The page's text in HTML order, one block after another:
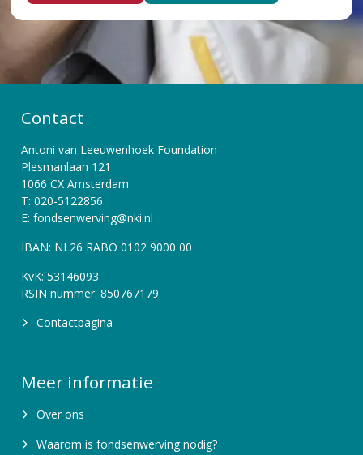
Contact
Antoni van Leeuwenhoek Foundation
Plesmanlaan 121
1066 CX Amsterdam
T: 020-5122856
E: fondsenwerving@nki.nl
IBAN: NL26 RABO 0102 9000 00
KvK: 53146093
RSIN nummer: 850767179
Contactpagina
Meer informatie
Over ons
Waarom is fondsenwerving nodig?